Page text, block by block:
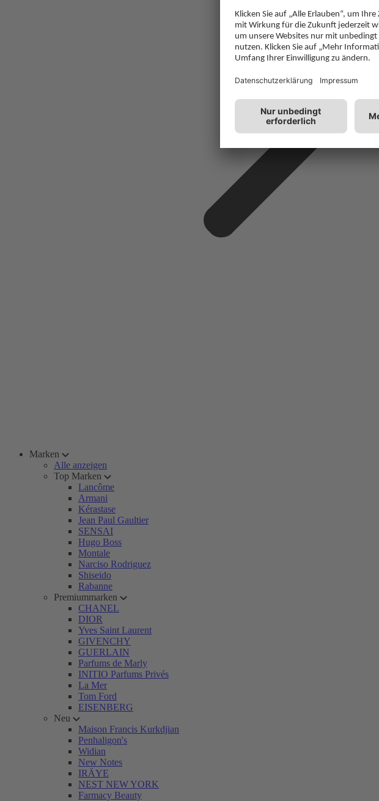
Marken
Alle anzeigen
Top Marken
Lancôme
Armani
Kérastase
Jean Paul Gaultier
SENSAI
Hugo Boss
Montale
Narciso Rodriguez
Shiseido
Rabanne
Premiummarken
CHANEL
DIOR
Yves Saint Laurent
GIVENCHY
GUERLAIN
Parfums de Marly
INITIO Parfums Privés
La Mer
Tom Ford
EISENBERG
Neu
Maison Francis Kurkdjian
Penhaligon's
Widian
New Notes
IRÄYE
NEST NEW YORK
Farmacy Beauty